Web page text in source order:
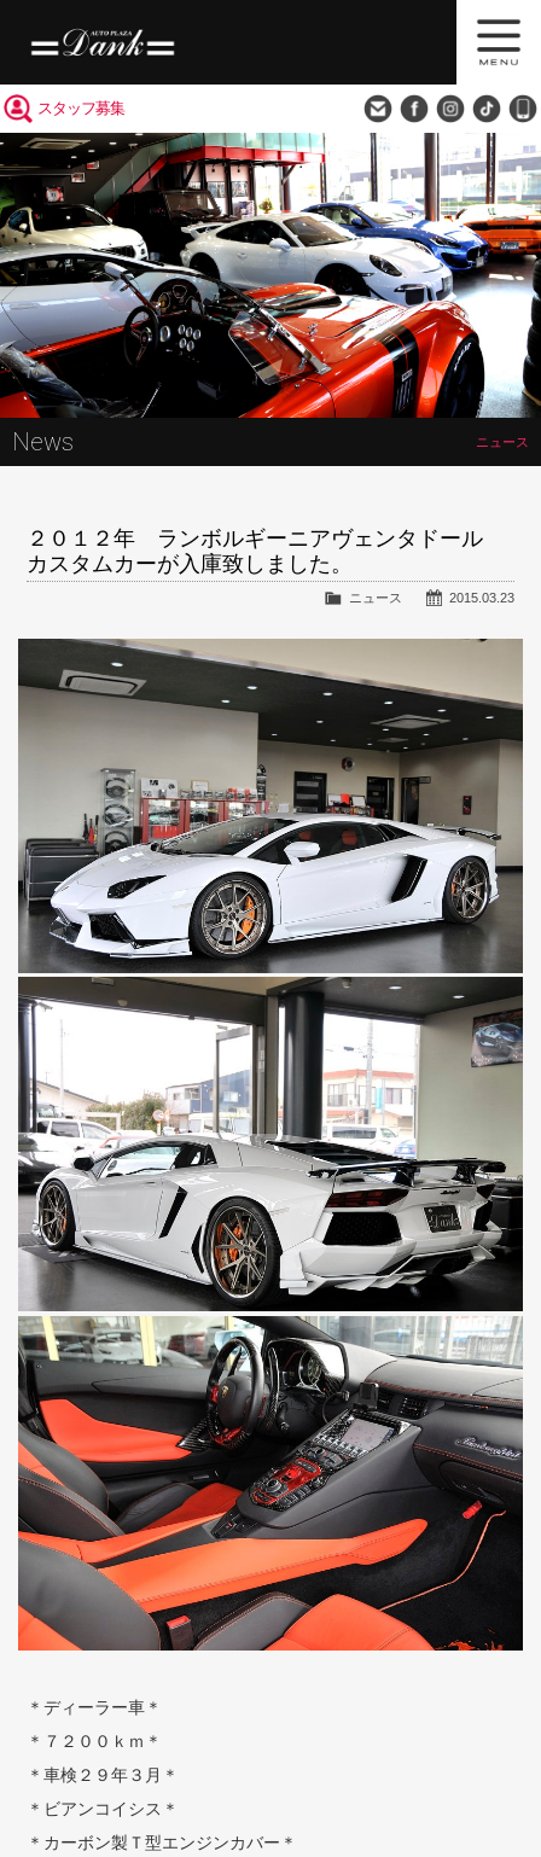
スタッフ募集
News ニュース
２０１２年 ランボルギーニアヴェンタドール
カスタムカーが入庫致しました。
2015.03.23
ニュース
＊ディーラー車＊
＊７２００ｋｍ＊
＊車検２９年３月＊
＊ビアンコイシス＊
＊カーボン製Ｔ型エンジンカバー＊